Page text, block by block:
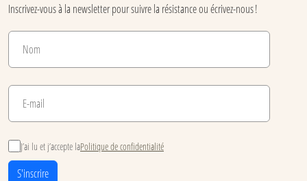
Inscrivez-vous à la newsletter pour suivre la résistance ou écrivez-nous !
J’ai lu et j’accepte laPolitique de confidentialité
S'inscrire